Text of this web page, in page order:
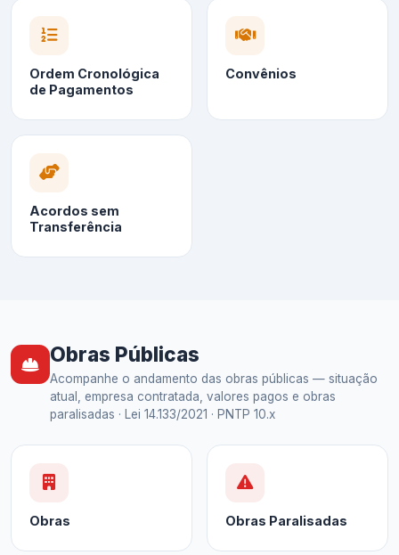
Ordem Cronológica
de Pagamentos
Convênios
Acordos sem
Transferência
Obras Públicas
Acompanhe o andamento das obras públicas — situação
atual, empresa contratada, valores pagos e obras
paralisadas · Lei 14.133/2021 · PNTP 10.x
Obras Obras Paralisadas